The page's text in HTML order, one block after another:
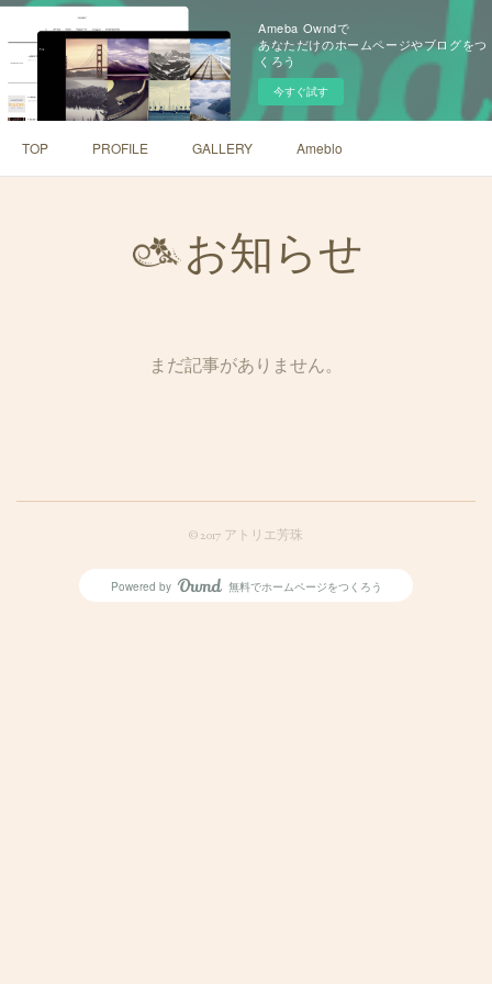
Ameba Owndで
あなただけのホームページやブログをつ
くろう
今すぐ試す
TOP PROFILE GALLERY Ameblo
お知らせ
まだ記事がありません。
© 2017 アトリエ芳珠
Powered by AmebaOwnd
無料でホームページをつくろう